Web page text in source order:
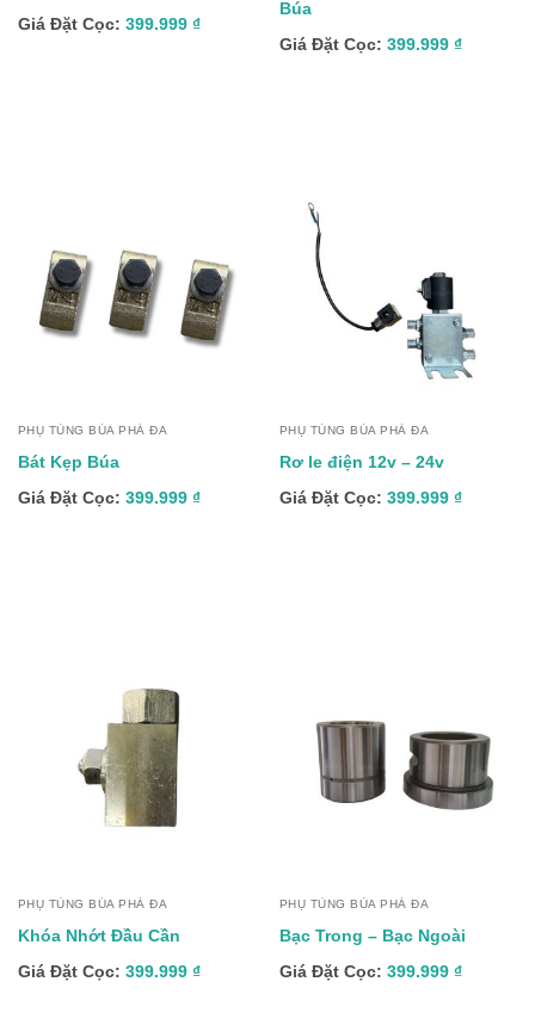
Giá Đặt Cọc: 399.999 ₫
Búa
Giá Đặt Cọc: 399.999 ₫
PHỤ TÙNG BÚA PHÁ ĐA
Bát Kẹp Búa
Giá Đặt Cọc: 399.999 ₫
PHỤ TÙNG BÚA PHÁ ĐA
Rơ le điện 12v – 24v
Giá Đặt Cọc: 399.999 ₫
PHỤ TÙNG BÚA PHÁ ĐA
Khóa Nhớt Đầu Cần
Giá Đặt Cọc: 399.999 ₫
PHỤ TÙNG BÚA PHÁ ĐA
Bạc Trong – Bạc Ngoài
Giá Đặt Cọc: 399.999 ₫